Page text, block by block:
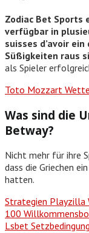
Zodiac Bet Sports
verfügbar in
suisses d’avoir
Süßigkeiten raus
als Spieler
Toto Mozzart
Was sind die
Betway?
Nicht mehr für ihre
dass die Griechen
hatten.
Strategien Playzilla
100
Lsbet